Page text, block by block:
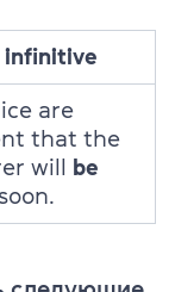
infinitive
are
that the
will
be
soon.